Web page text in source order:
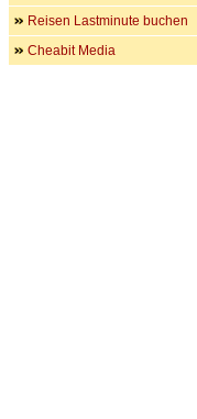
Reisen Lastminute buchen
Cheabit Media